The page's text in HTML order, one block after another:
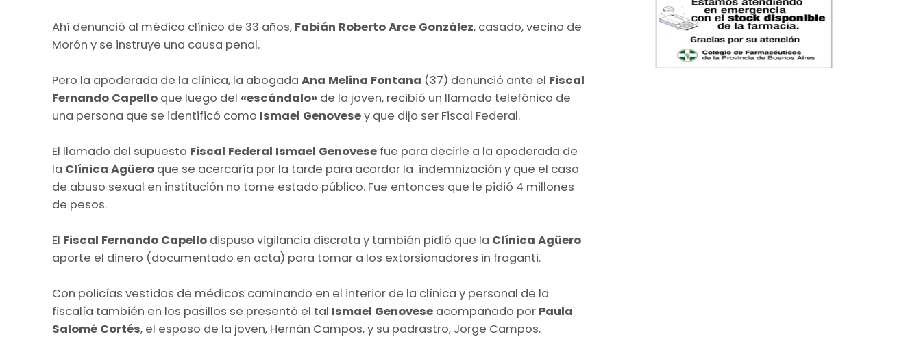
Ahí denunció al médico clínico de 33 años, Fabián Roberto Arce González, casado, vecino de
Morón y se instruye una causa penal.
Pero la apoderada de la clínica, la abogada Ana Melina Fontana (37) denunció ante el Fiscal
Fernando Capello que luego del «escándalo» de la joven, recibió un llamado telefónico de
una persona que se identificó como Ismael Genovesey que dijo ser Fiscal Federal.
El llamado del supuesto Fiscal Federal Ismael Genovese fue para decirle a la apoderada de
la Clínica Agüero que se acercaría por la tarde para acordar la indemnización y que el caso
de abuso sexual en institución no tome estado público. Fue entonces que le pidió 4 millones
de pesos.
El Fiscal Fernando Capello dispuso vigilancia discreta y también pidió que la Clínica Agüero
aporte el dinero (documentado en acta) para tomar a los extorsionadores in fraganti.
Con policías vestidos de médicos caminando en el interior de la clínica y personal de la
fiscalía también en los pasillos se presentó el tal Ismael Genovese acompañado por Paula
Salomé Cortés, el esposo de la joven, Hernán Campos, y su padrastro, Jorge Campos.